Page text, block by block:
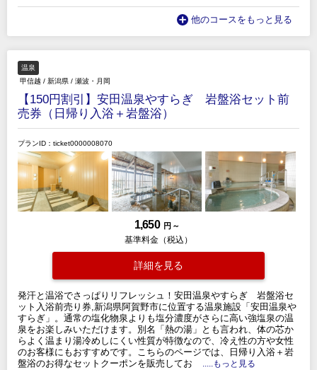
他のコースをもっと見る
温泉
甲信越 / 新潟県 / 瀬波・月岡
【150円割引】安田温泉やすらぎ 岩盤浴セット前
売券（日帰り入浴＋岩盤浴）
プランID：ticket0000008070
1,650 円 ～
基準料金（税込）
詳細を見る
発汗と温浴でさっぱりリフレッシュ！安田温泉やすらぎ 岩盤浴セ
ット入浴前売り券,新潟県阿賀野市に位置する温泉施設「安田温泉や
すらぎ」。通常の塩化物泉よりも塩分濃度がさらに高い強塩泉の温
泉をお楽しみいただけます。別名「熱の湯」とも言われ、体の芯か
らよく温まり湯冷めしにくい性質が特徴なので、冷え性の方や女性
のお客様にもおすすめです。こちらのページでは、日帰り入浴＋岩
盤浴のお得なセットクーポンを販売してお
.....もっと見る